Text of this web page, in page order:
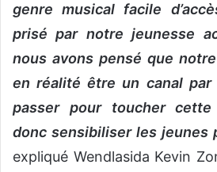
genre musical facile
prisé par notre jeunesse
nous avons pensé que
en réalité être un canal
passer pour toucher cette
donc sensibiliser les jeunes
expliqué Wendlasida Kevin